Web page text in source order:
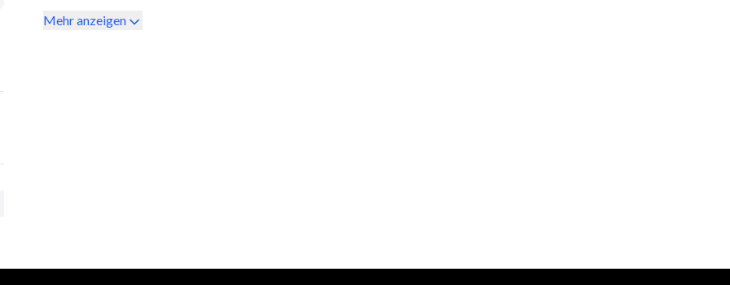
Mehr anzeigen